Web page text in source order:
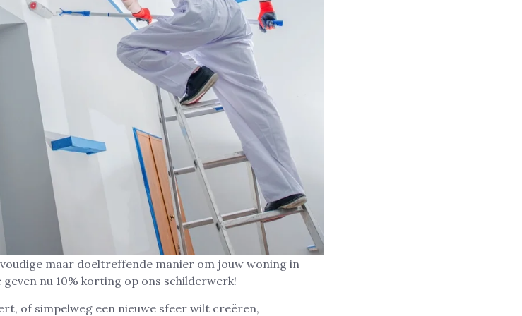
maar doeltreffende manier om jouw woning in
nu 10% korting op ons schilderwerk!
of simpelweg een nieuwe sfeer wilt creëren,